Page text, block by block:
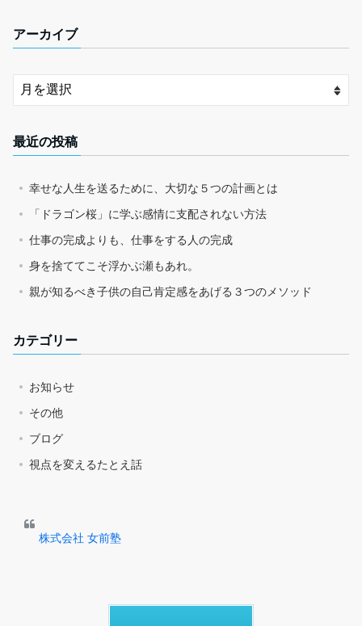
アーカイブ
最近の投稿
幸せな人生を送るために、大切な５つの計画とは
「ドラゴン桜」に学ぶ感情に支配されない方法
仕事の完成よりも、仕事をする人の完成
身を捨ててこそ浮かぶ瀬もあれ。
親が知るべき子供の自己肯定感をあげる３つのメソッド
カテゴリー
お知らせ
その他
ブログ
視点を変えるたとえ話
株式会社 女前塾